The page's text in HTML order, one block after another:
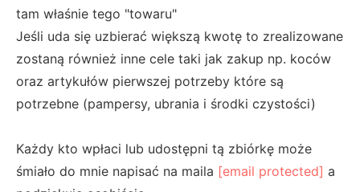
tam właśnie tego "towaru"
Jeśli uda się uzbierać większą kwotę to zrealizowane
zostaną również inne cele taki jak zakup np. koców
oraz artykułów pierwszej potrzeby które są
potrzebne (pampersy, ubrania i środki czystości)
Każdy kto wpłaci lub udostępni tą zbiórkę może
śmiało do mnie napisać na maila [email protected] a